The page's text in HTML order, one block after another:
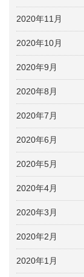
2020年11月
2020年10月
2020年9月
2020年8月
2020年7月
2020年6月
2020年5月
2020年4月
2020年3月
2020年2月
2020年1月